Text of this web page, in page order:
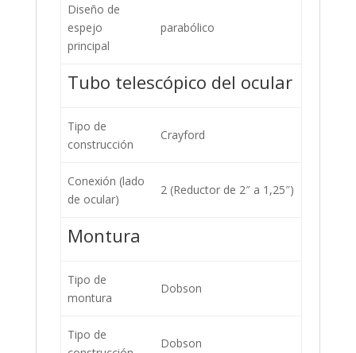
Diseño de
espejo
principal
parabólico
Tubo telescópico del ocular
Tipo de
construcción
Crayford
Conexión (lado
de ocular)
2 (Reductor de 2″ a 1,25″)
Montura
Tipo de
montura
Dobson
Tipo de
Dobson